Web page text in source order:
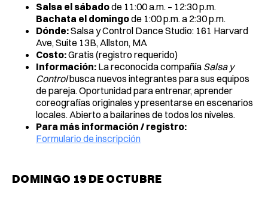
Salsa el sábadode 11:00 a.m. – 12:30 p.m.
Bachata el domingode 1:00 p.m. a 2:30 p.m.
Dónde:Salsa y Control Dance Studio: 161 Harvard
Ave, Suite 13B, Allston, MA
Costo:Gratis (registro requerido)
Información: La reconocida compañía Salsa y
Controlbusca nuevos integrantes para sus equipos
de pareja. Oportunidad para entrenar, aprender
coreografías originales y presentarse en escenarios
locales. Abierto a bailarines de todos los niveles.
Para más información / registro:
Formulario de inscripción
DOMINGO 19 DE OCTUBRE